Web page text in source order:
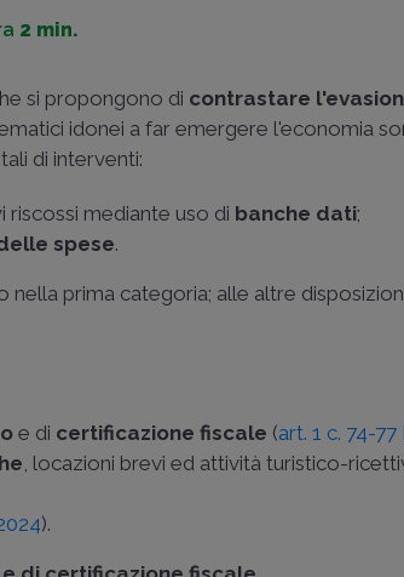
2 min.
si propongono di contrastare
idonei a far emergere l'economia
di interventi:
mediante uso di banche dati;
spese.
prima categoria; alle altre
e di certificazione fiscale (art. 1 c. 74-
, locazioni brevi ed attività turistico-
).